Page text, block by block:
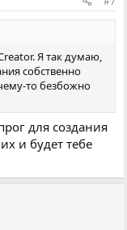
Я так думаю,
собственно
то безбожно
для создания
и будет тебе